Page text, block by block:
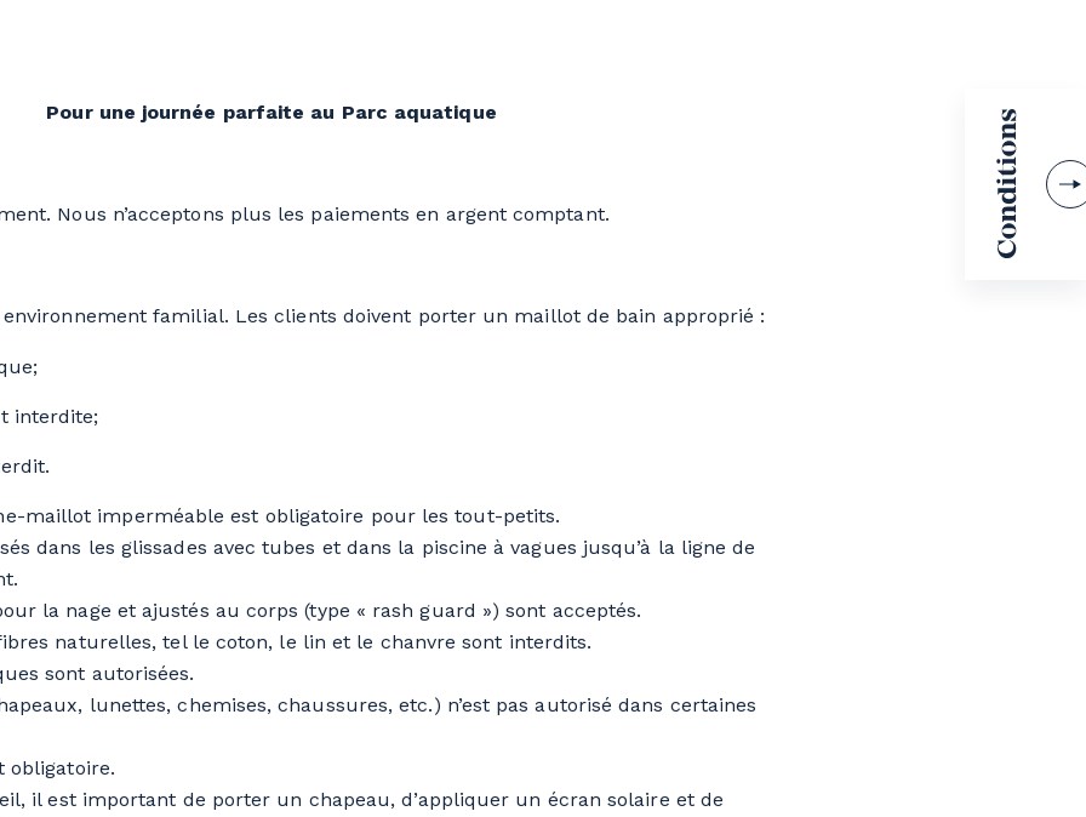
Pour une journée parfaite au Parc aquatique
Nous n’acceptons plus les paiements en argent comptant.
familial. Les clients doivent porter un maillot de bain approprié :
interdite;
maillot imperméable est obligatoire pour les tout-petits.
dans les glissades avec tubes et dans la piscine à vagues jusqu’à la ligne de
la nage et ajustés au corps (type « rash guard ») sont acceptés.
naturelles, tel le coton, le lin et le chanvre sont interdits.
sont autorisées.
lunettes, chemises, chaussures, etc.) n’est pas autorisé dans certaines
obligatoire.
il est important de porter un chapeau, d’appliquer un écran solaire et de